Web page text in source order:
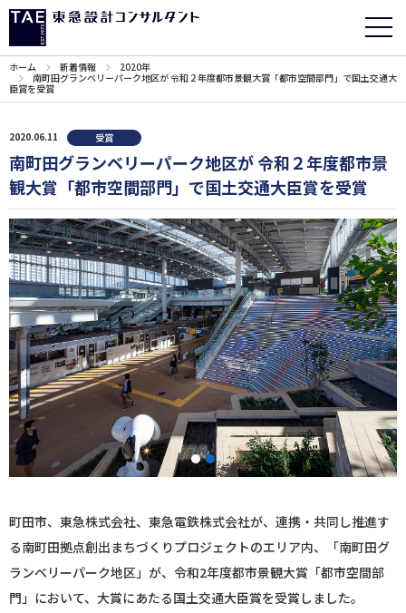
ホーム 新着情報
2020年
南町田グランベリーパーク地区が 令和２年度都市景観大賞「都市空間部門」で国土交通大
臣賞を受賞
2020.06.11 受賞
南町田グランベリーパーク地区が 令和２年度都市景
観大賞「都市空間部門」で国土交通大臣賞を受賞
1 2
町田市、東急株式会社、東急電鉄株式会社が、連携・共同し推進す
る南町田拠点創出まちづくりプロジェクトのエリア内、「南町田グ
ランベリーパーク地区」が、令和2年度都市景観大賞「都市空間部
門」において、大賞にあたる国土交通大臣賞を受賞しました。